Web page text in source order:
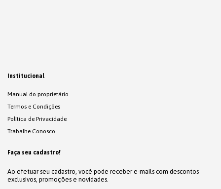
Institucional
Manual do proprietário
Termos e Condições
Política de Privacidade
Trabalhe Conosco
Faça seu cadastro!
Ao efetuar seu cadastro, você pode receber e-mails com descontos
exclusivos, promoções e novidades.